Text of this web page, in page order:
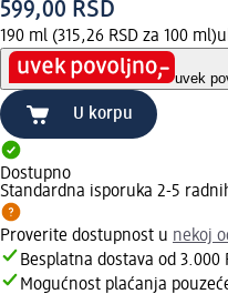
599,00 RSD
190 ml (315,26 RSD za 100 ml)
uvek
U korpu
Dostupno
Standardna isporuka 2-5
Proverite dostupnost u nekoj
Besplatna dostava od 3.000
Mogućnost plaćanja